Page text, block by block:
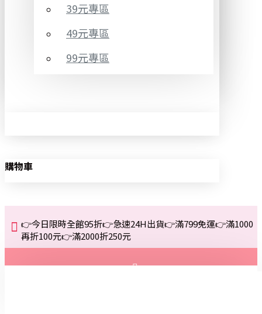
39元專區
49元專區
99元專區
購物車
👉今日限時全館95折👉急速24H出貨👉滿799免運👉滿1000
再折100元👉滿2000折250元